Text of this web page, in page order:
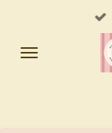
naar